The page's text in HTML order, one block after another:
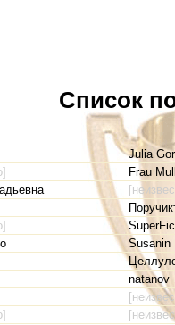
Список
Julia
Frau
Susanin
natanov